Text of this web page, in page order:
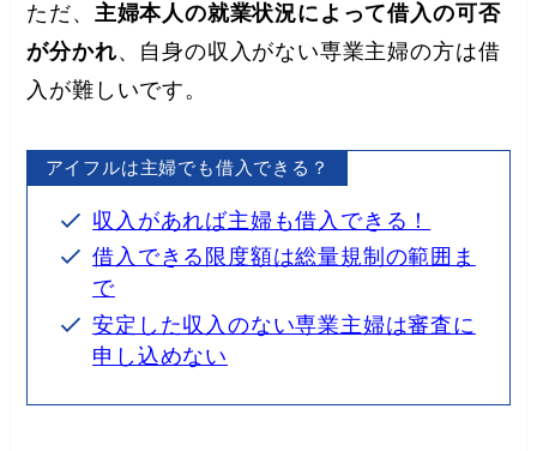
ただ、 主婦本人の就業状況によって借入の可否
が分かれ、自身の収入がない専業主婦の方は借
入が難しいです。
アイフルは主婦でも借入できる？
収入があれば主婦も借入できる！
借入できる限度額は総量規制の範囲ま
で
安定した収入のない専業主婦は審査に
申し込めない